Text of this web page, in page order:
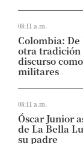
08:11 a.m.
Colombia:
otra
discurso
militares
08:11 a.m.
Óscar Junior
de La Bella
su padre